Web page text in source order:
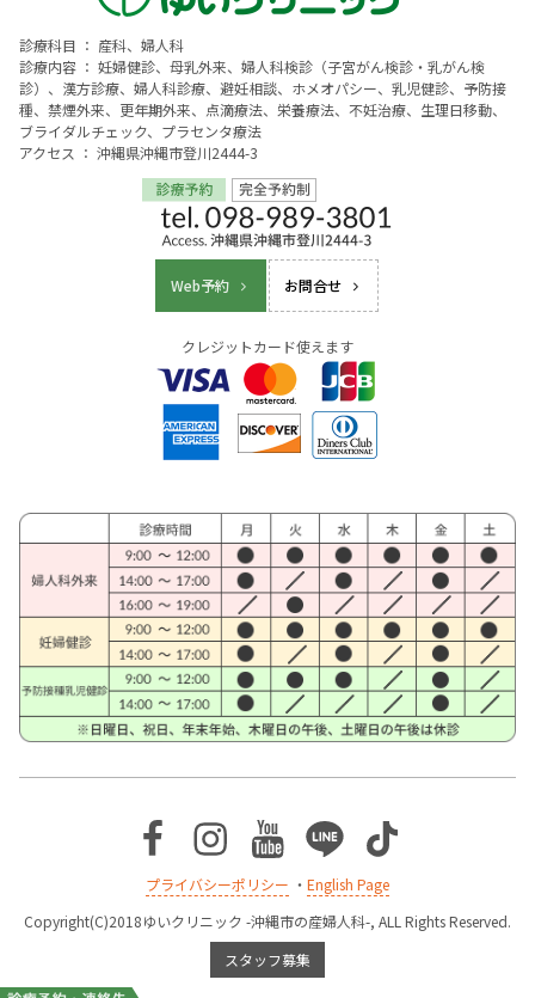
診療科目 ： 産科、婦人科
診療内容 ： 妊婦健診、母乳外来、婦人科検診（子宮がん検診・乳がん検
診）、漢方診療、婦人科診療、避妊相談、ホメオパシー、乳児健診、予防接
種、禁煙外来、更年期外来、点滴療法、栄養療法、不妊治療、生理日移動、
ブライダルチェック、プラセンタ療法
アクセス ： 沖縄県沖縄市登川2444-3
Web予約 お問合せ
クレジットカード使えます
Facebook
Instagram
Youtube
LineTikTok
プライバシーポリシー ・ English Page
Copyright(C)2018ゆいクリニック -沖縄市の産婦人科-, ALL Rights Reserved.
スタッフ募集